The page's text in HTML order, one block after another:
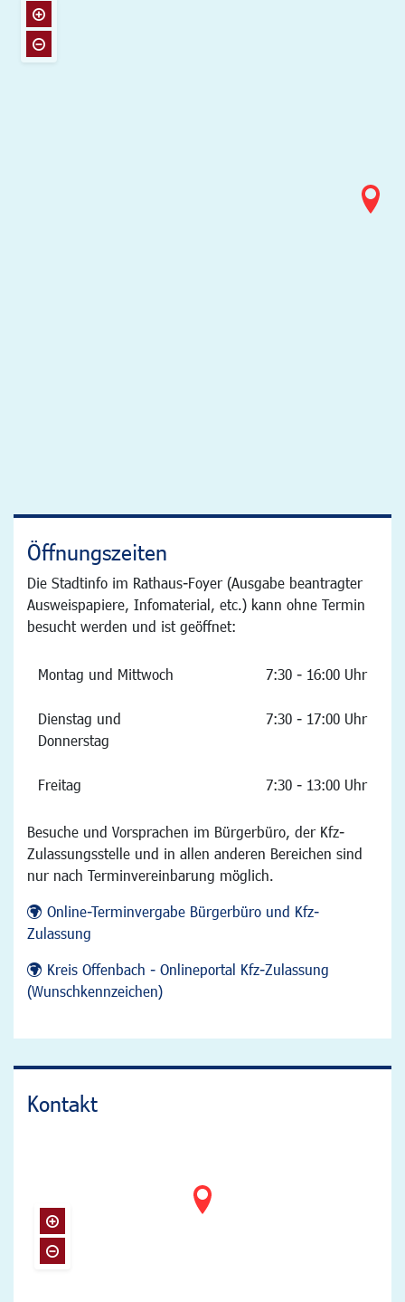
Öffnungszeiten
Die Stadtinfo im Rathaus-Foyer (Ausgabe beantragter
Ausweispapiere, Infomaterial, etc.) kann ohne Termin
besucht werden und ist geöffnet:
Montag und Mittwoch 7:30 - 16:00 Uhr
Dienstag und
Donnerstag
7:30 - 17:00 Uhr
Freitag 7:30 - 13:00 Uhr
Besuche und Vorsprachen im Bürgerbüro, der Kfz-
Zulassungsstelle und in allen anderen Bereichen sind
nur nach Terminvereinbarung möglich.
Online-Terminvergabe Bürgerbüro und Kfz-
Zulassung
Kreis Offenbach - Onlineportal Kfz-Zulassung
(Wunschkennzeichen)
Kontakt